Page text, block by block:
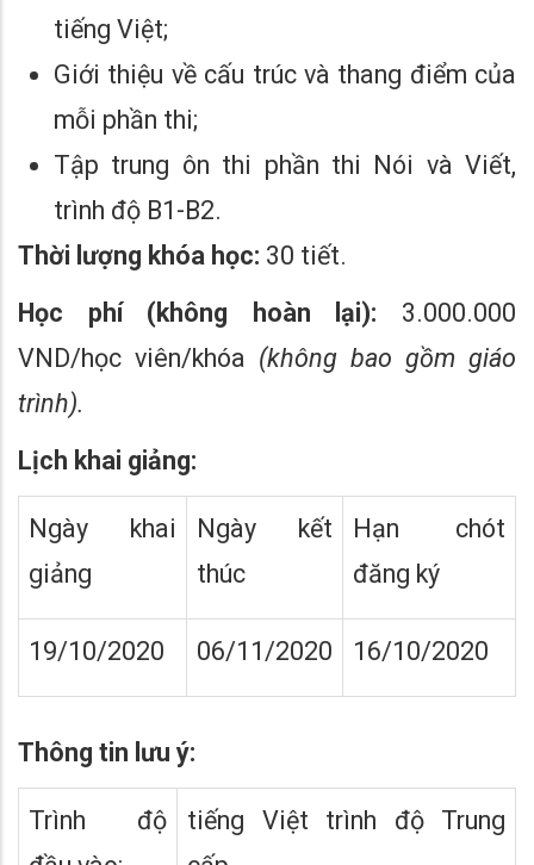
tiếng Việt;
Giới thiệu về cấu trúc và thang điểm của
mỗi phần thi;
Tập trung ôn thi phần thi Nói và Viết,
trình độ B1-B2.
Thời lượng khóa học: 30 tiết.
Học phí (không hoàn lại): 3.000.000
VND/học viên/khóa (không bao gồm giáo
trình).
Lịch khai giảng:
Ngày khai
giảng
Ngày kết
thúc
Hạn chót
đăng ký
19/10/2020 06/11/2020 16/10/2020
Thông tin lưu ý:
Trình độ
tiếng Việt trình độ Trung